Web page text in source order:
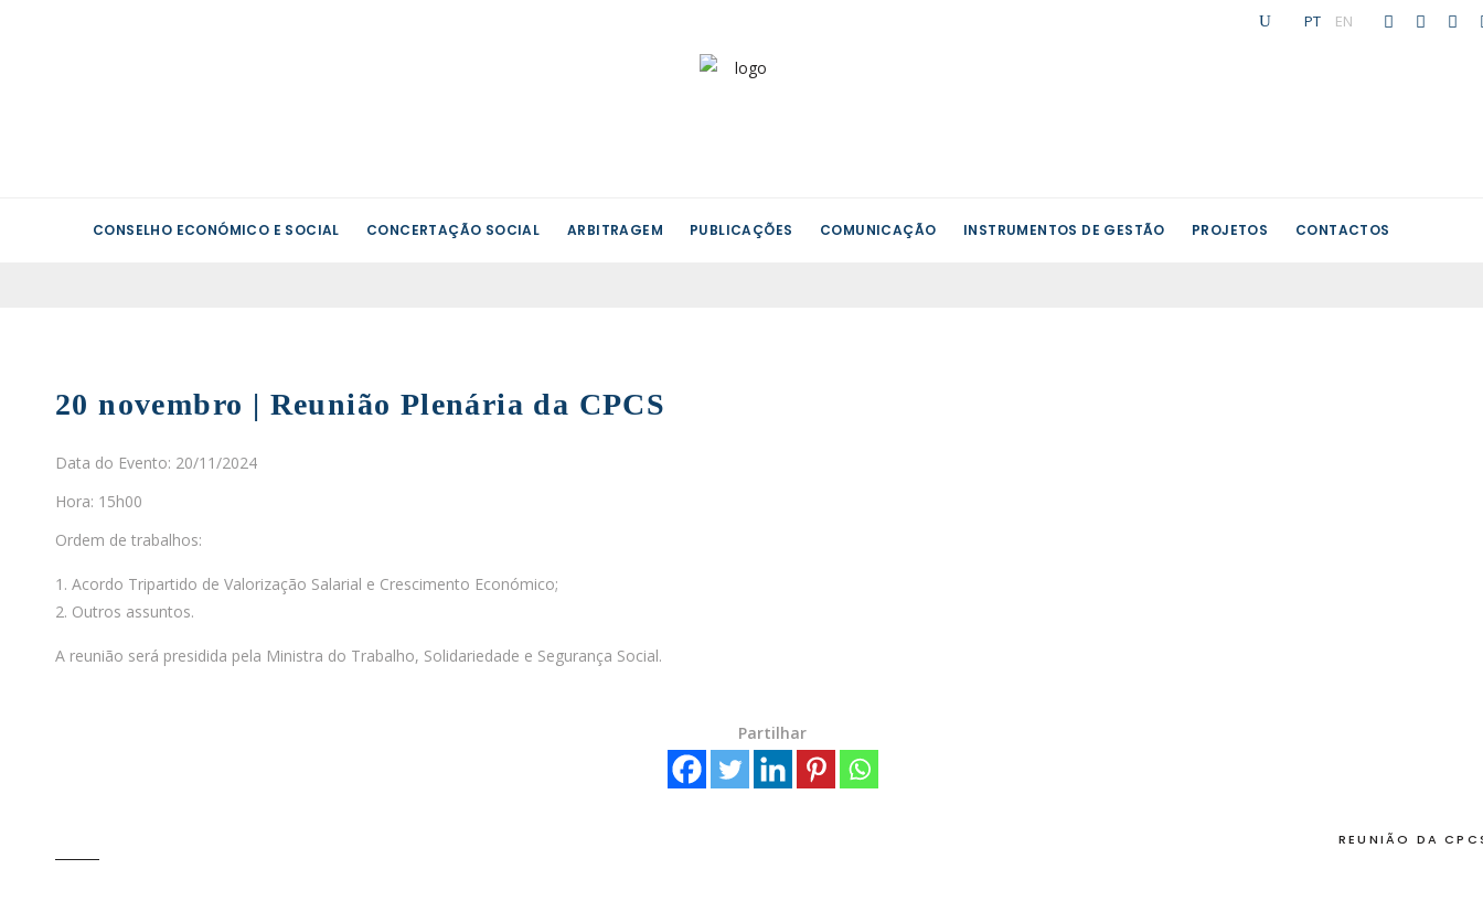
PT EN
CONSELHO ECONÓMICO E SOCIAL CONCERTAÇÃO SOCIAL ARBITRAGEM PUBLICAÇÕES COMUNICAÇÃO INSTRUMENTOS DE GESTÃO PROJETOS CONTACTOS
20 novembro | Reunião Plenária da CPCS
Data do Evento: 20/11/2024
Hora: 15h00
Ordem de trabalhos:
Acordo Tripartido de Valorização Salarial e Crescimento Económico;
Outros assuntos.
A reunião será presidida pela Ministra do Trabalho, Solidariedade e Segurança Social.
Partilhar
REUNIÃO DA